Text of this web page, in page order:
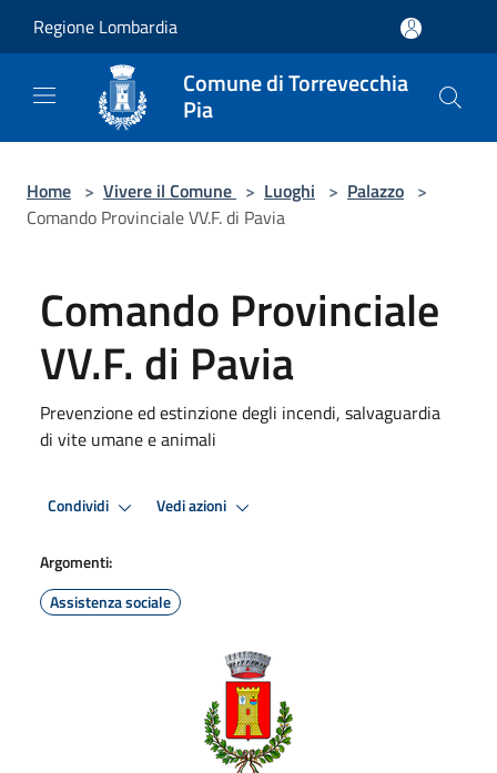
Regione Lombardia
Comune di Torrevecchia
Pia
Home > Vivere il Comune > Luoghi > Palazzo >
Comando Provinciale VV.F. di Pavia
Comando Provinciale
VV.F. di Pavia
Prevenzione ed estinzione degli incendi, salvaguardia
di vite umane e animali
Condividi Vedi azioni
Argomenti:
Assistenza sociale